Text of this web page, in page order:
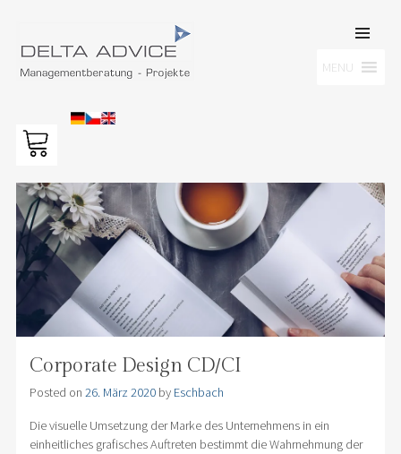
CONTENT
MENU
Corporate Design CD/CI
Posted on 26. März 2020by Eschbach
Die visuelle Umsetzung der Marke des Unternehmens in ein
einheitliches grafisches Auftreten bestimmt die Wahrnehmung der